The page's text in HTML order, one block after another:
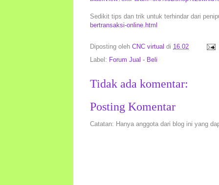
Sedikit tips dan trik untuk terhindar dari
bertransaksi-online.html
Diposting oleh CNC virtual di 16.02
Label: Forum Jual - Beli
Tidak ada komentar:
Posting Komentar
Catatan: Hanya anggota dari blog ini yang